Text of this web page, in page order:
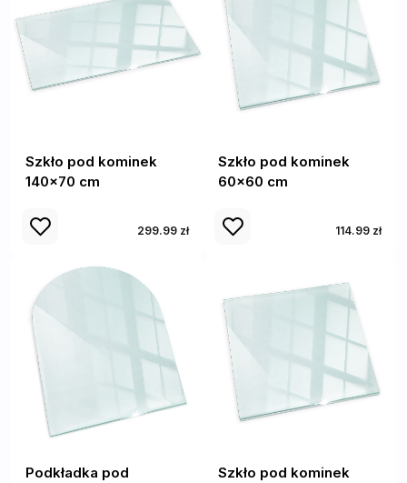
Szkło pod kominek
140x70 cm
299.99 zł
Szkło pod kominek
60x60 cm
114.99 zł
Podkładka pod
Szkło pod kominek